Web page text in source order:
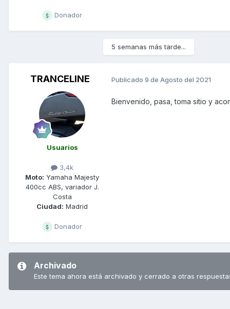
Donador
5 semanas más tarde...
TRANCELINE
Usuarios
3,4k
Moto: Yamaha Majesty
400cc ABS, variador J.
Costa
Ciudad: Madrid
Donador
Publicado 9 de Agosto del 2021
Bienvenido, pasa, toma sitio y
Archivado
Este tema ahora está archivado y cerrado a otras